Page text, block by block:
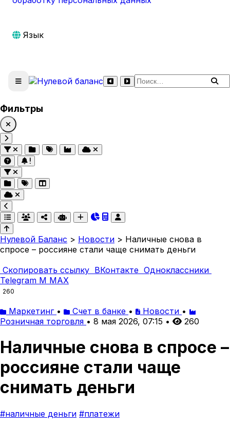
Язык
Поиск по сайту
Фильтры
Нулевой Баланс > Новости > Наличные снова в
спросе – россияне стали чаще снимать деньги
Скопировать ссылку ВКонтакте Одноклассники
Telegram M MAX
260
Маркетинг • Счет в банке • Новости •
Розничная торговля • 8 мая 2026, 07:15 • 260
Наличные снова в спросе –
россияне стали чаще
снимать деньги
#наличные деньги #платежи